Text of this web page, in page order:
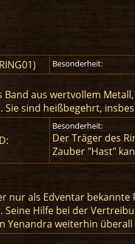
Besonderheit:
Band aus wertvollem
Sie sind heißbegehrt,
Besonderheit:
Der Träger des
Zauber "Hast"
nur als Edventar
Seine Hilfe bei der
Yenandra weiterhin